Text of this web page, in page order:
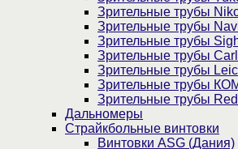
Зрительные трубы
Зрительные трубы
Зрительные трубы
Зрительные трубы
Зрительные трубы
Зрительные трубы
Зрительные трубы
Дальномеры
Страйкбольные винтовки
Винтовки ASG (Дания)